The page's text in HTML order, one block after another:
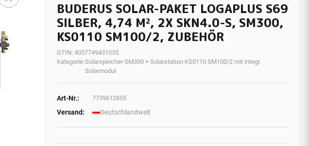
BUDERUS SOLAR-PAKET LOGAPLUS S69
SILBER, 4,74 M², 2X SKN4.0-S, SM300,
KS0110 SM100/2, ZUBEHÖR
GTIN: 4057749431035
Kategorie:Solarspeicher SM300 + Solarstation KS0110 SM100/2 mit integr.
Solarmodul
Art-Nr.: 7739612855
Versand: Deutschlandweit